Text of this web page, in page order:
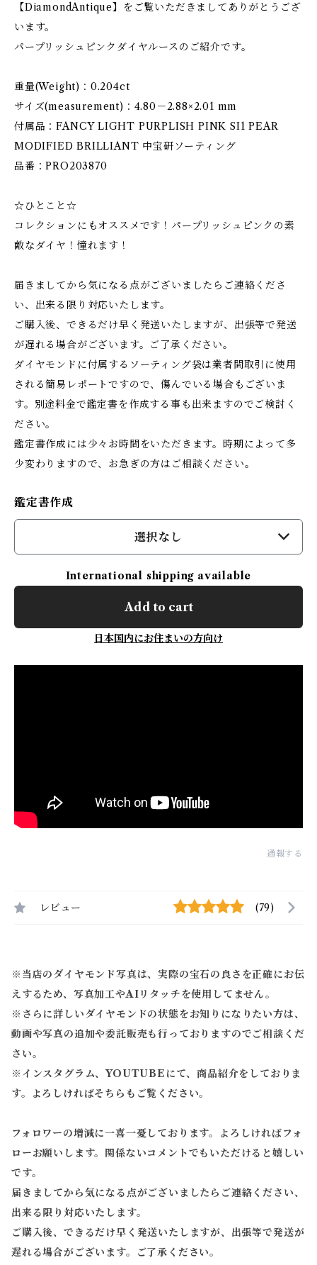
【DiamondAntique】をご覧いただきましてありがとうござ
います。
パープリッシュピンクダイヤルースのご紹介です。
重量(Weight)：0.204ct
サイズ(measurement)：4.80－2.88×2.01 mm
付属品：FANCY LIGHT PURPLISH PINK SI1 PEAR
MODIFIED BRILLIANT 中宝研ソーティング
品番：PRO203870
☆ひとこと☆
コレクションにもオススメです！パープリッシュピンクの素
敵なダイヤ！憧れます！
届きましてから気になる点がございましたらご連絡くださ
い、出来る限り対応いたします。
ご購入後、できるだけ早く発送いたしますが、出張等で発送
が遅れる場合がございます。ご了承ください。
ダイヤモンドに付属するソーティング袋は業者間取引に使用
される簡易レポートですので、傷んでいる場合もございま
す。別途料金で鑑定書を作成する事も出来ますのでご検討く
ださい。
鑑定書作成には少々お時間をいただきます。時期によって多
少変わりますので、お急ぎの方はご相談ください。
鑑定書作成
選択なし
International shipping available
Add to cart
日本国内にお住まいの方向け
通報する
レビュー (79)
※当店のダイヤモンド写真は、実際の宝石の良さを正確にお伝
えするため、写真加工やAIリタッチを使用してません。
※ さらに詳しいダイヤモンドの状態をお知りになりたい方は、
動画や写真の追加や委託販売も行っておりますのでご相談くだ
さい。
※ インスタグラム、YOUTUBEにて、商品紹介をしておりま
す。よろしければそちらもご覧ください。
フォロワーの増減に一喜一憂しております。よろしければフォ
ローお願いします。関係ないコメントでもいただけると嬉しい
です。
届きましてから気になる点がございましたらご連絡ください、
出来る限り対応いたします。
ご購入後、できるだけ早く発送いたしますが、出張等で発送が
遅れる場合がございます。ご了承ください。